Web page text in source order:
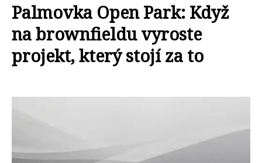
Palmovka Open Park: Když
na brownfieldu vyroste
projekt, který stojí za to